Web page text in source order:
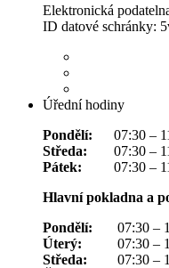
Elektronická
ID datové schránky:
Úřední hodiny
Pondělí:
07:30 –
Středa:
07:30 –
Pátek:
07:30 –
Hlavní pokladna a
Pondělí:
07:30 –
Úterý:
07:30 –
Středa:
07:30 –